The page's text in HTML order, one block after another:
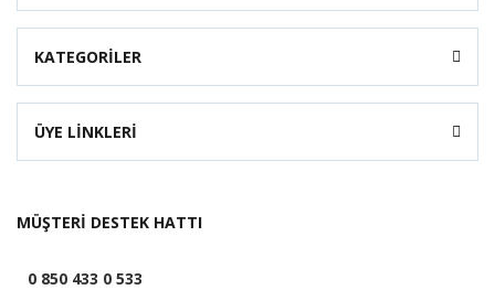
KATEGORİLER
ÜYE LİNKLERİ
MÜŞTERİ DESTEK HATTI
0 850 433 0 533